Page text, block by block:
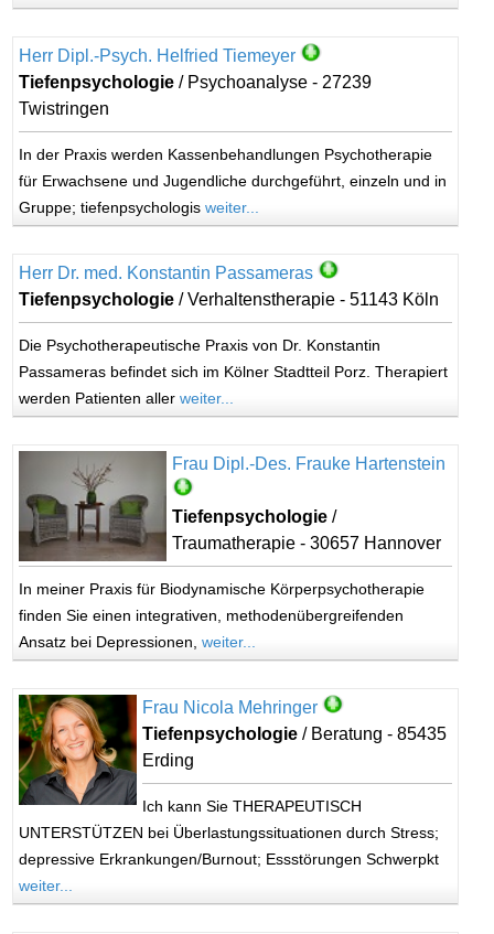
Herr Dipl.-Psych. Helfried Tiemeyer
Tiefenpsychologie / Psychoanalyse - 27239
Twistringen
In der Praxis werden Kassenbehandlungen Psychotherapie
für Erwachsene und Jugendliche durchgeführt, einzeln und in
Gruppe; tiefenpsychologisweiter...
Herr Dr. med. Konstantin Passameras
Tiefenpsychologie / Verhaltenstherapie - 51143 Köln
Die Psychotherapeutische Praxis von Dr. Konstantin
Passameras befindet sich im Kölner Stadtteil Porz. Therapiert
werden Patienten allerweiter...
Frau Dipl.-Des. Frauke Hartenstein
Tiefenpsychologie/
Traumatherapie - 30657 Hannover
In meiner Praxis für Biodynamische Körperpsychotherapie
finden Sie einen integrativen, methodenübergreifenden
Ansatz bei Depressionen,weiter...
Frau Nicola Mehringer
Tiefenpsychologie / Beratung - 85435
Erding
Ich kann Sie THERAPEUTISCH
UNTERSTÜTZEN bei Überlastungssituationen durch Stress;
depressive Erkrankungen/Burnout; Essstörungen Schwerpkt
weiter...